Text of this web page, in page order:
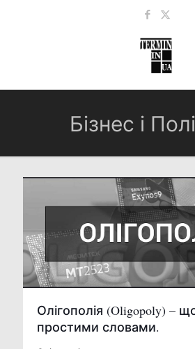
Бізнес і
Олігополія (Oligopoly) –
простими словами.